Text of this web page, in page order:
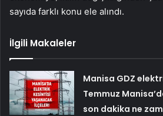
sayıda farklı konu ele alındı.
İlgili Makaleler
Manisa GDZ
Temmuz
son dakika ne